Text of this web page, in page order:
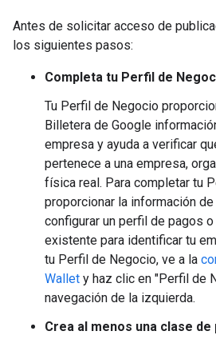
Antes de solicitar acceso de
los siguientes pasos:
Completa tu Perfil de
Tu Perfil de Negocio
Billetera de Google
empresa y ayuda a verificar
pertenece a una empresa,
física real. Para completar tu
proporcionar la información
configurar un perfil de pagos
existente para identificar tu
tu Perfil de Negocio, ve a la
Wallet y haz clic en "Perfil de
navegación de la izquierda.
Crea al menos una clase de